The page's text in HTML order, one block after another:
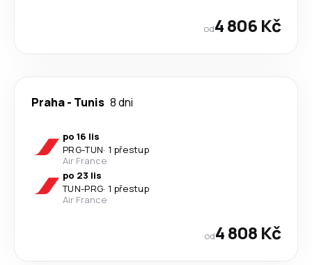
od4 806 Kč
Praha- Tunis 8 dni
po 16 lis
PRG-TUN· 1 přestup
Air France
po 23 lis
TUN-PRG· 1 přestup
Air France
od4 808 Kč